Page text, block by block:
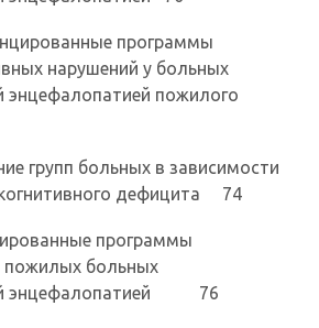
программы
нарушений у больных
энцефалопатией пожилого
групп больных в зависимости
дефицита 74
программы
пожилых больных
энцефалопатией 76